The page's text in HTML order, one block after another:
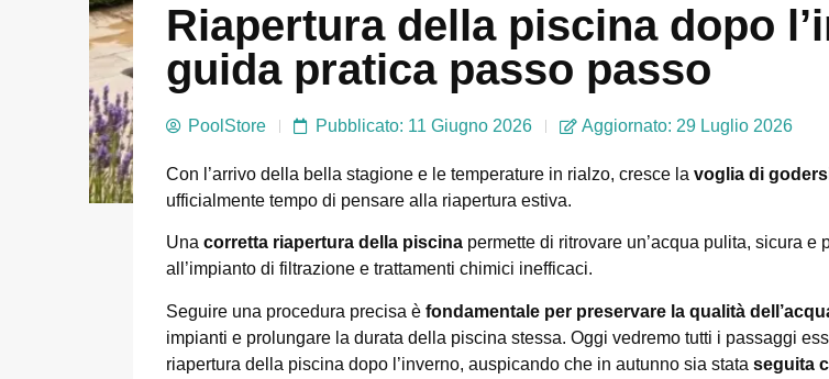
Riapertura della piscina dopo
guida pratica passo passo
PoolStore Pubblicato: 11 Giugno 2026 Aggiornato: 29 Luglio 2026
Con l’arrivo della bella stagione e le temperature in rialzo, cresce la voglia di
ufficialmente tempo di pensare alla riapertura estiva.
Una corretta riapertura della piscinapermette di ritrovare un’acqua pulita, sicura e
all’impianto di filtrazione e trattamenti chimici inefficaci.
Seguire una procedura precisa è fondamentale per preservare la qualità
impianti e prolungare la durata della piscina stessa. Oggi vedremo tutti i passaggi
riapertura della piscina dopo l’inverno, auspicando che in autunno sia stata seguita